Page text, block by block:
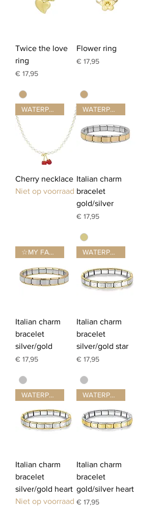
Twice the love
ring
Prijs
€ 17,95
Flower ring
Prijs
€ 17,95
WATERPROOF ☂
Cherry necklace
Niet op voorraad
WATERPROOF ☂
Italian charm
bracelet
gold/silver
Prijs
€ 17,95
☆MY FAVE☆
Italian charm
bracelet
silver/gold
Prijs
€ 17,95
WATERPROOF ☂
Italian charm
bracelet
silver/gold star
Prijs
€ 17,95
WATERPROOF ☂
Italian charm
bracelet
silver/gold heart
Niet op voorraad
WATERPROOF ☂
Italian charm
bracelet
gold/silver heart
Prijs
€ 17,95